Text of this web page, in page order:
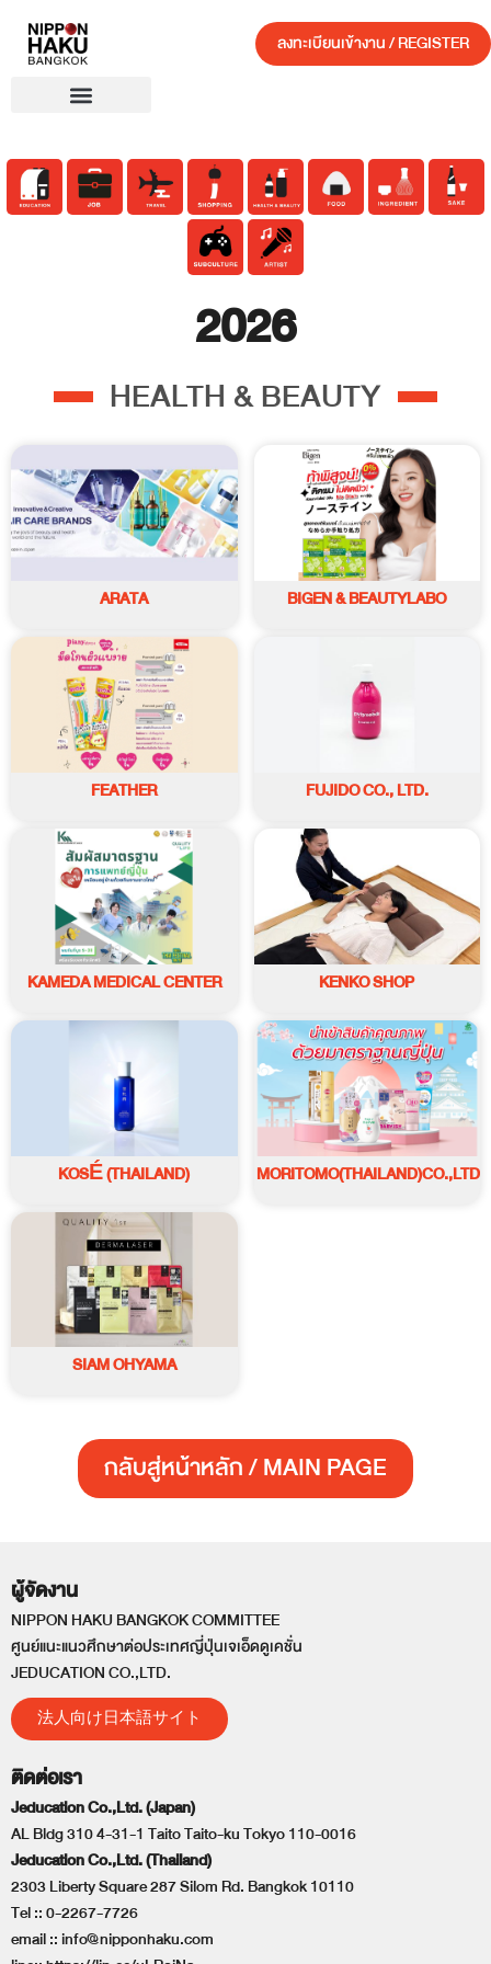
ลงทะเบียนเข้างาน / REGISTER
2026
HEALTH & BEAUTY
ARATA BIGEN & BEAUTYLABO
FEATHER FUJIDO CO., LTD.
KAMEDA MEDICAL CENTER KENKO SHOP
KOSÉ (THAILAND) MORITOMO(THAILAND)CO.,LTD.
SIAM OHYAMA
กลับสู่หน้าหลัก / MAIN PAGE
ผู้จัดงาน
NIPPON HAKU BANGKOK COMMITTEE
ศูนย์แนะแนวศึกษาต่อประเทศญี่ปุ่นเจเอ็ดดูเคชั่น
JEDUCATION CO.,LTD.
法人向け日本語サイト
ติดต่อเรา
Jeducation Co.,Ltd. (Japan)
AL Bldg 310 4-31-1 Taito Taito-ku Tokyo 110-0016
Jeducation Co.,Ltd. (Thailand)
2303 Liberty Square 287 Silom Rd. Bangkok 10110
Tel ::0-2267-7726
email ::info@nipponhaku.com